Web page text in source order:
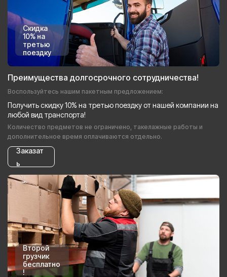
Скидка
10% на
третью
поездку
Преимущества долгосрочного сотрудничества!
Воспользуйтесь нашим пакетным предложением:
Получить скидку 10% на третью поездку от нашей компании на
любой вид транспорта!
Количество предметов не ограничено, такелажные работы и
дополнительное время оплачиваются отдельно.
Заказат
ь
Второй
грузчик
бесплатно
!